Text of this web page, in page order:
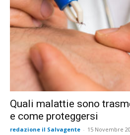
Quali malattie sono
e come proteggersi
redazione il Salvagente - 15 Novembre